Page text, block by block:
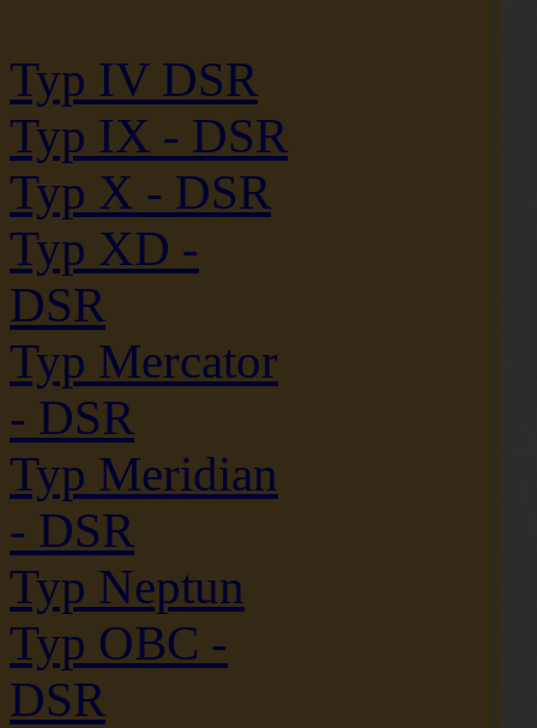
Typ IV DSR
Typ IX - DSR
Typ X - DSR
Typ XD -
DSR
Typ Mercator
- DSR
Typ Meridian
- DSR
Typ Neptun
Typ OBC -
DSR